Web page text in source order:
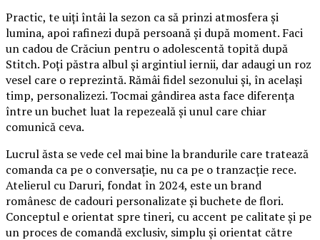
Practic, te uiți întâi la sezon ca să prinzi atmosfera și
lumina, apoi rafinezi după persoană și după moment. Faci
un cadou de Crăciun pentru o adolescentă topită după
Stitch. Poți păstra albul și argintiul iernii, dar adaugi un roz
vesel care o reprezintă. Rămâi fidel sezonului și, în același
timp, personalizezi. Tocmai gândirea asta face diferența
între un buchet luat la repezeală și unul care chiar
comunică ceva.
Lucrul ăsta se vede cel mai bine la brandurile care tratează
comanda ca pe o conversație, nu ca pe o tranzacție rece.
Atelierul cu Daruri, fondat în 2024, este un brand
românesc de cadouri personalizate și buchete de flori.
Conceptul e orientat spre tineri, cu accent pe calitate și pe
un proces de comandă exclusiv, simplu și orientat către